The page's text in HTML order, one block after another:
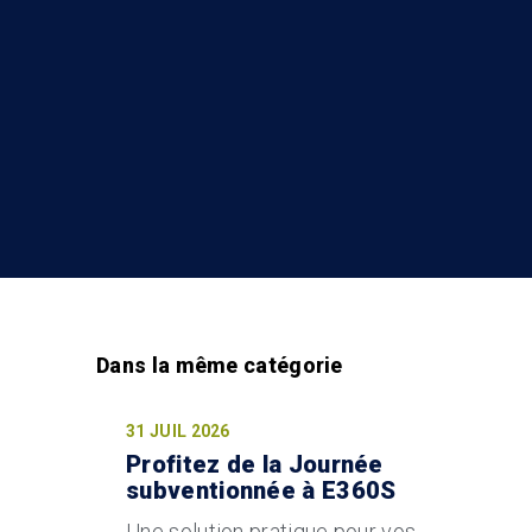
31 JUIL 2026
Profitez de la Journée
subventionnée à E360S